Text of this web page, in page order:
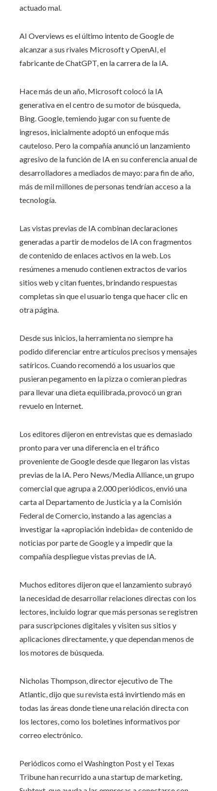
actuado mal.
AI Overviews es el último intento de Google de
alcanzar a sus rivales Microsoft y OpenAI, el
fabricante de ChatGPT, en la carrera de la IA.
Hace más de un año, Microsoft colocó la IA
generativa en el centro de su motor de búsqueda,
Bing. Google, temiendo jugar con su fuente de
ingresos, inicialmente adoptó un enfoque más
cauteloso. Pero la compañía anunció un lanzamiento
agresivo de la función de IA en su conferencia anual de
desarrolladores a mediados de mayo: para fin de año,
más de mil millones de personas tendrían acceso a la
tecnología.
Las vistas previas de IA combinan declaraciones
generadas a partir de modelos de IA con fragmentos
de contenido de enlaces activos en la web. Los
resúmenes a menudo contienen extractos de varios
sitios web y citan fuentes, brindando respuestas
completas sin que el usuario tenga que hacer clic en
otra página.
Desde sus inicios, la herramienta no siempre ha
podido diferenciar entre artículos precisos y mensajes
satíricos. Cuando recomendó a los usuarios que
pusieran pegamento en la pizza o comieran piedras
para llevar una dieta equilibrada, provocó un gran
revuelo en Internet.
Los editores dijeron en entrevistas que es demasiado
pronto para ver una diferencia en el tráfico
proveniente de Google desde que llegaron las vistas
previas de la IA. Pero News/Media Alliance, un grupo
comercial que agrupa a 2.000 periódicos, envió una
carta al Departamento de Justicia y a la Comisión
Federal de Comercio, instando a las agencias a
investigar la «apropiación indebida» de contenido de
noticias por parte de Google y a impedir que la
compañía despliegue vistas previas de IA.
Muchos editores dijeron que el lanzamiento subrayó
la necesidad de desarrollar relaciones directas con los
lectores, incluido lograr que más personas se registren
para suscripciones digitales y visiten sus sitios y
aplicaciones directamente, y que dependan menos de
los motores de búsqueda.
Nicholas Thompson, director ejecutivo de The
Atlantic, dijo que su revista está invirtiendo más en
todas las áreas donde tiene una relación directa con
los lectores, como los boletines informativos por
correo electrónico.
Periódicos como el Washington Post y el Texas
Tribune han recurrido a una startup de marketing,